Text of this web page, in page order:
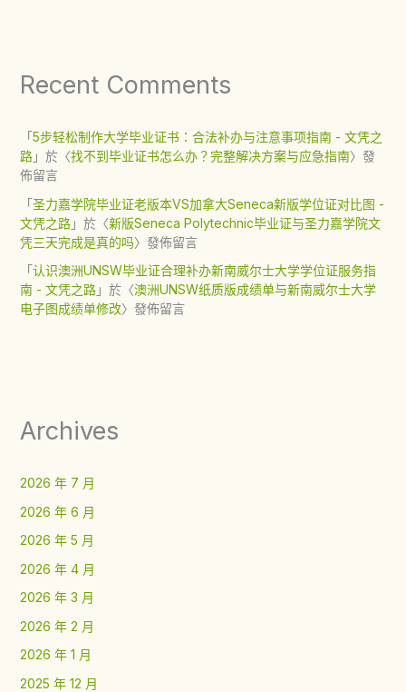
Recent Comments
「5步轻松制作大学毕业证书：合法补办与注意事项指南 - 文凭之
路」於〈找不到毕业证书怎么办？完整解决方案与应急指南〉發
佈留言
「圣力嘉学院毕业证老版本VS加拿大Seneca新版学位证对比图 -
文凭之路」於〈新版Seneca Polytechnic毕业证与圣力嘉学院文
凭三天完成是真的吗〉發佈留言
「认识澳洲UNSW毕业证合理补办新南威尔士大学学位证服务指
南 - 文凭之路」於〈澳洲UNSW纸质版成绩单与新南威尔士大学
电子图成绩单修改〉發佈留言
Archives
2026 年 7 月
2026 年 6 月
2026 年 5 月
2026 年 4 月
2026 年 3 月
2026 年 2 月
2026 年 1 月
2025 年 12 月